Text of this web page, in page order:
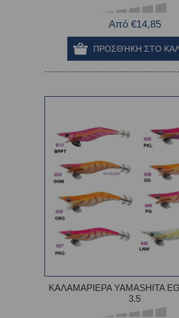
Από €14,85
ΚΑΛΑΜΑΡΙΕΡΑ YAMASHITA
3.5